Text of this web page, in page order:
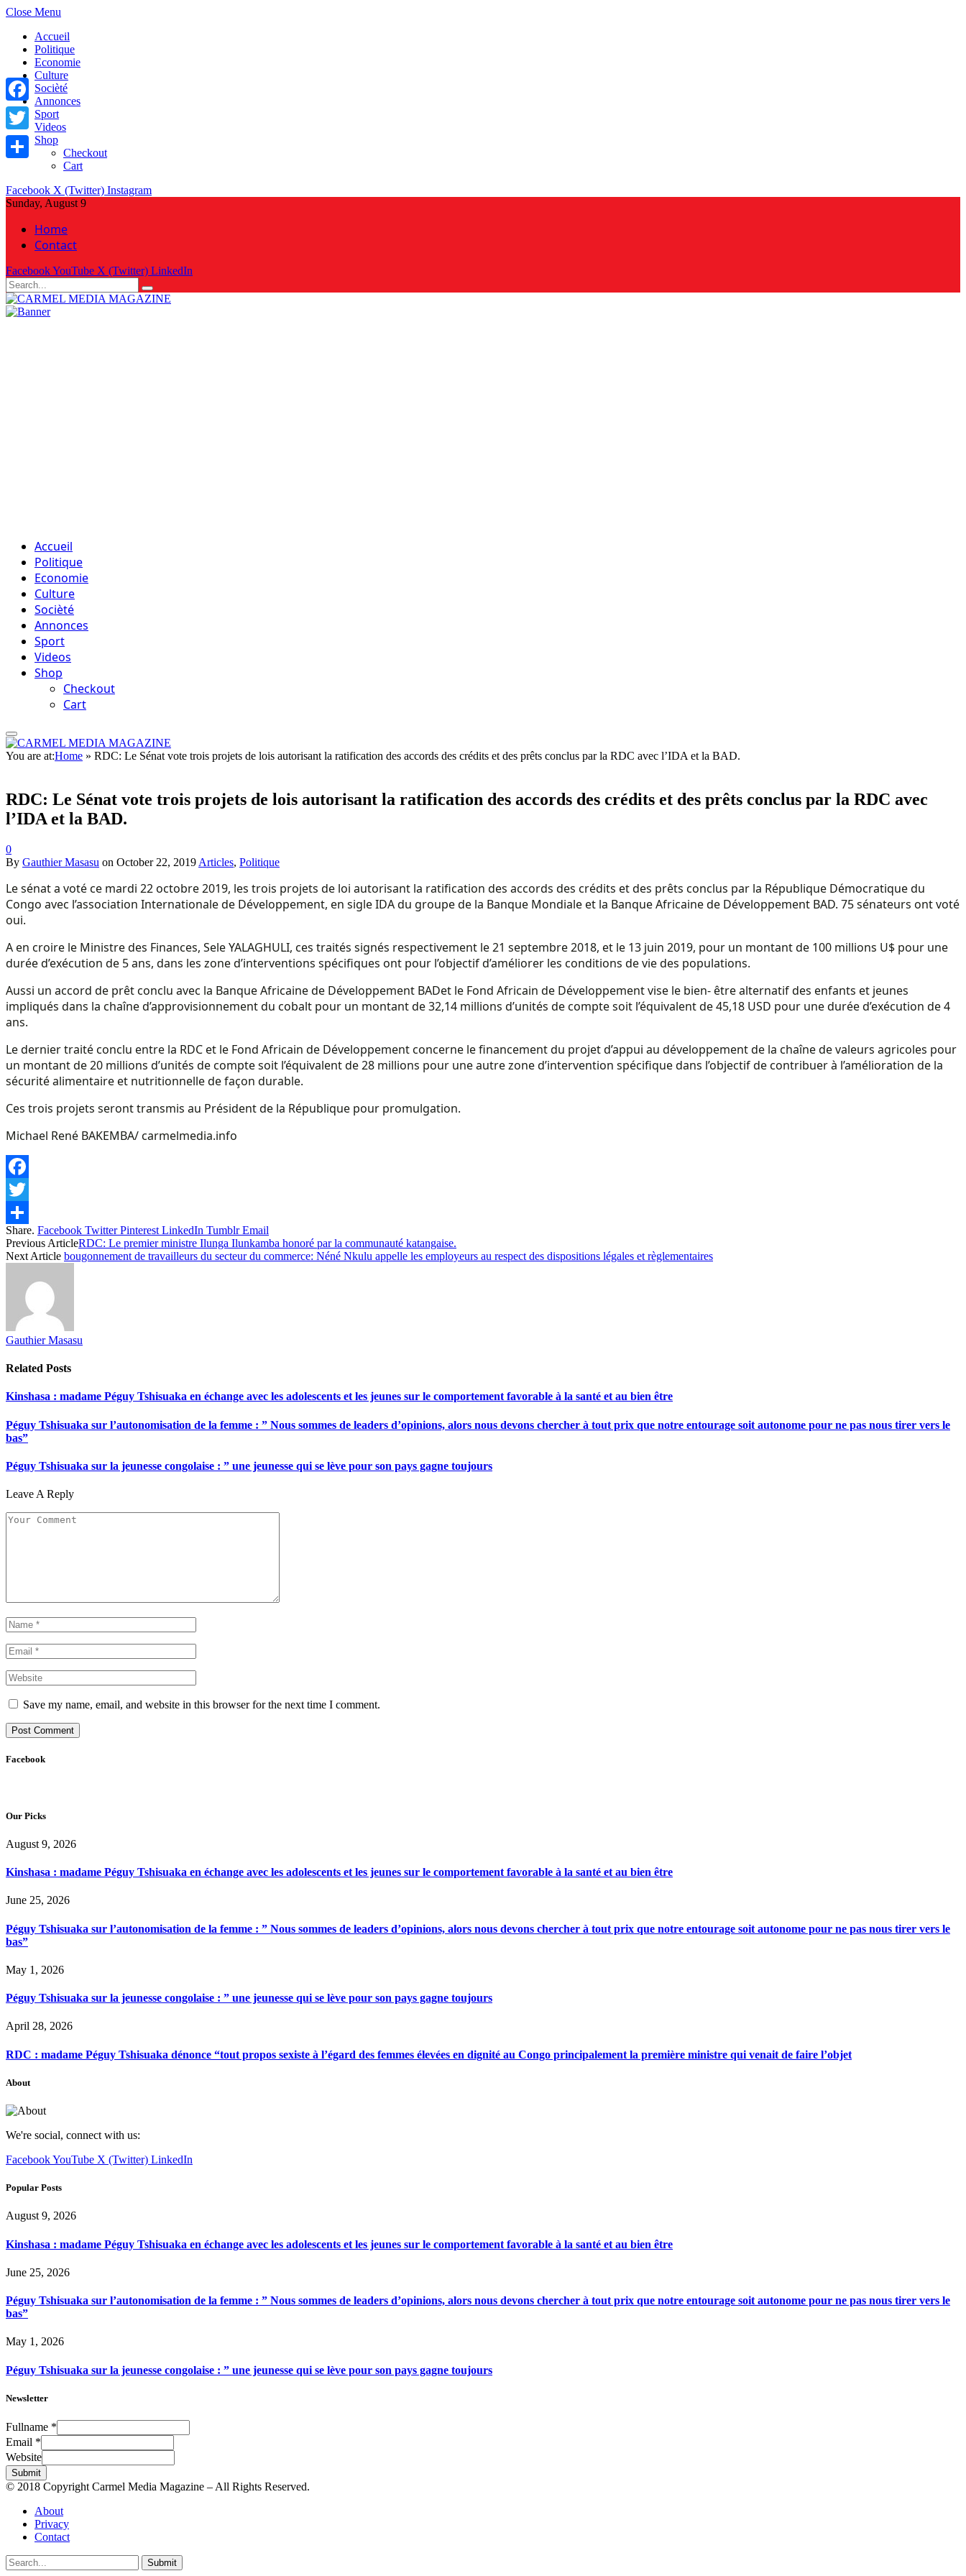
Close Menu
Accueil
Politique
Economie
Culture
Socièté
Annonces
Sport
Videos
Shop
Checkout
Cart
Facebook X (Twitter) Instagram
Sunday, August 9
Home
Contact
FacebookYouTube X (Twitter) LinkedIn
Accueil
Politique
Economie
Culture
Socièté
Annonces
Sport
Videos
Shop
Checkout
Cart
You are at:Home » RDC: Le Sénat vote trois projets de lois autorisant la ratification des accords des crédits et des prêts conclus par la RDC avec l’IDA et la BAD.
RDC: Le Sénat vote trois projets de lois autorisant la ratification des accords des crédits et des prêts conclus par la RDC avec
l’IDA et la BAD.
0
By Gauthier Masasu on October 22, 2019 Articles, Politique
Le sénat a voté ce mardi 22 octobre 2019, les trois projets de loi autorisant la ratification des accords des crédits et des prêts conclus par la République Démocratique du
Congo avec l’association Internationale de Développement, en sigle IDA du groupe de la Banque Mondiale et la Banque Africaine de Développement BAD. 75 sénateurs ont voté
oui.
A en croire le Ministre des Finances, Sele YALAGHULI, ces traités signés respectivement le 21 septembre 2018, et le 13 juin 2019, pour un montant de 100 millions U$ pour une
durée d’exécution de 5 ans, dans les zone d’interventions spécifiques ont pour l’objectif d’améliorer les conditions de vie des populations.
Aussi un accord de prêt conclu avec la Banque Africaine de Développement BADet le Fond Africain de Développement vise le bien- être alternatif des enfants et jeunes
impliqués dans la chaîne d’approvisionnement du cobalt pour un montant de 32,14 millions d’unités de compte soit l’équivalent de 45,18 USD pour une durée d’exécution de 4
ans.
Le dernier traité conclu entre la RDC et le Fond Africain de Développement concerne le financement du projet d’appui au développement de la chaîne de valeurs agricoles pour
un montant de 20 millions d’unités de compte soit l’équivalent de 28 millions pour une autre zone d’intervention spécifique dans l’objectif de contribuer à l’amélioration de la
sécurité alimentaire et nutritionnelle de façon durable.
Ces trois projets seront transmis au Président de la République pour promulgation.
Michael René BAKEMBA/ carmelmedia.info
Facebook
Twitter
Share
Share. Facebook Twitter Pinterest LinkedIn Tumblr Email
Previous ArticleRDC: Le premier ministre Ilunga Ilunkamba honoré par la communauté katangaise.
Next Article bougonnement de travailleurs du secteur du commerce: Néné Nkulu appelle les employeurs au respect des dispositions légales et règlementaires
Gauthier Masasu
Related Posts
Kinshasa : madame Péguy Tshisuaka en échange avec les adolescents et les jeunes sur le comportement favorable à la santé et au bien être
Péguy Tshisuaka sur l’autonomisation de la femme : ” Nous sommes de leaders d’opinions, alors nous devons chercher à tout prix que notre entourage soit autonome pour ne pas nous tirer vers le
bas”
Péguy Tshisuaka sur la jeunesse congolaise : ” une jeunesse qui se lève pour son pays gagne toujours
Leave A Reply
Save my name, email, and website in this browser for the next time I comment.
Facebook
Our Picks
August 9, 2026
Kinshasa : madame Péguy Tshisuaka en échange avec les adolescents et les jeunes sur le comportement favorable à la santé et au bien être
June 25, 2026
Péguy Tshisuaka sur l’autonomisation de la femme : ” Nous sommes de leaders d’opinions, alors nous devons chercher à tout prix que notre entourage soit autonome pour ne pas nous tirer vers le
bas”
May 1, 2026
Péguy Tshisuaka sur la jeunesse congolaise : ” une jeunesse qui se lève pour son pays gagne toujours
April 28, 2026
RDC : madame Péguy Tshisuaka dénonce “tout propos sexiste à l’égard des femmes élevées en dignité au Congo principalement la première ministre qui venait de faire l’objet
About
We're social, connect with us:
FacebookYouTube X (Twitter) LinkedIn
Popular Posts
August 9, 2026
Kinshasa : madame Péguy Tshisuaka en échange avec les adolescents et les jeunes sur le comportement favorable à la santé et au bien être
June 25, 2026
Péguy Tshisuaka sur l’autonomisation de la femme : ” Nous sommes de leaders d’opinions, alors nous devons chercher à tout prix que notre entourage soit autonome pour ne pas nous tirer vers le
bas”
May 1, 2026
Péguy Tshisuaka sur la jeunesse congolaise : ” une jeunesse qui se lève pour son pays gagne toujours
Newsletter
Fullname *
Email *
Website
Submit
© 2018 Copyright Carmel Media Magazine – All Rights Reserved.
About
Privacy
Contact
Submit
Facebook
Twitter